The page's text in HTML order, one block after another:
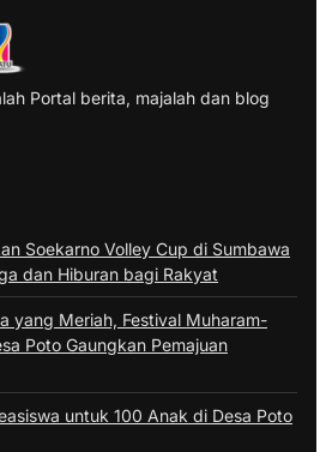
Portal berita, majalah dan blog
Soekarno Volley Cup di Sumbawa
dan Hiburan bagi Rakyat
yang Meriah, Festival Muharam-
Poto Gaungkan Pemajuan
untuk 100 Anak di Desa Poto